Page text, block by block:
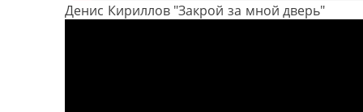
Денис Кириллов "Закрой за мной дверь"